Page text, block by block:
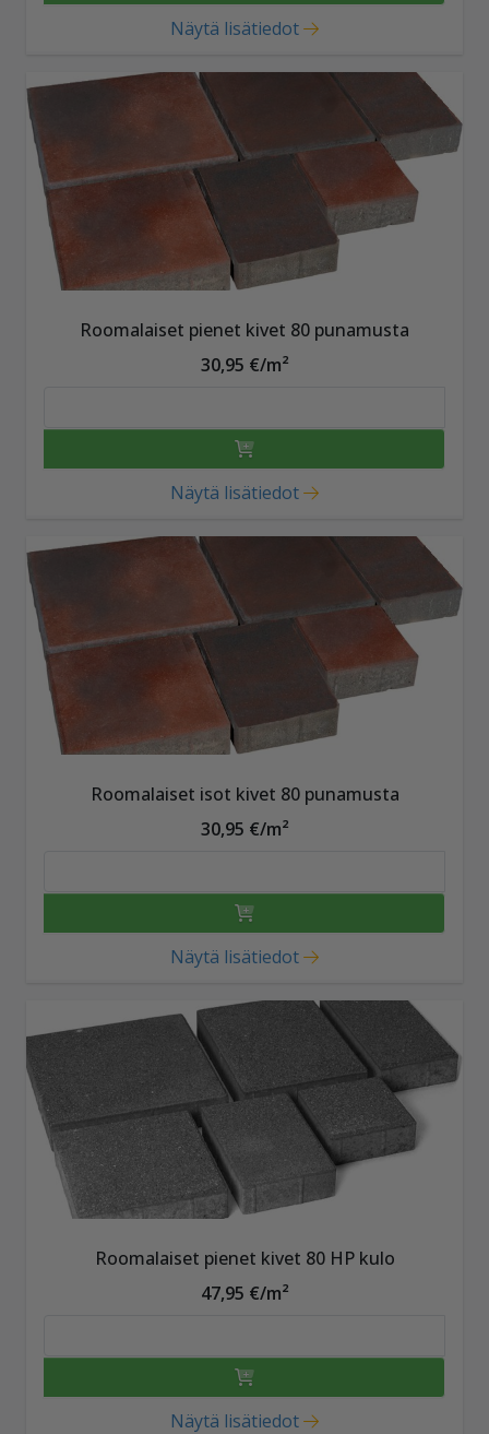
Näytä lisätiedot
Roomalaiset pienet kivet 80 punamusta
30,95 €/m²
Näytä lisätiedot
Roomalaiset isot kivet 80 punamusta
30,95 €/m²
Näytä lisätiedot
Roomalaiset pienet kivet 80 HP kulo
47,95 €/m²
Näytä lisätiedot